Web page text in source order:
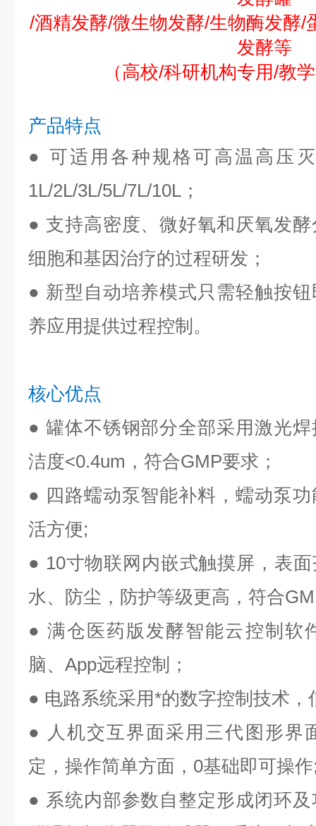
/酒精发酵/微生物发酵/生物酶发酵/
发酵等
（高校/科研机构专用/教
产品特点
● 可适用各种规格可高温高压
1L/2L/3L/5L/7L/10L；
● 支持高密度、微好氧和厌氧发
细胞和基因治疗的过程研发；
● 新型自动培养模式只需轻触按
养应用提供过程控制。
核心优点
● 罐体不锈钢部分全部采用激光
洁度<0.4um，符合GMP要求；
● 四路蠕动泵智能补料，蠕动泵
活方便;
● 10寸物联网内嵌式触摸屏，表
水、防尘，防护等级更高，符合
●满仓医药版发酵智能云控制软
脑、App远程控制；
● 电路系统采用*的数字控制技术，
● 人机交互界面采用三代图形界
定，操作简单方面，0基础即可操
● 系统内部参数自整定形成闭环